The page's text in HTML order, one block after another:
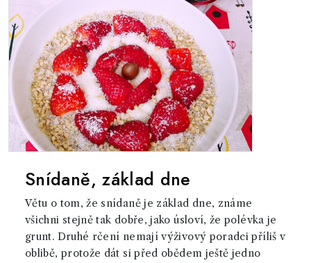
Snídaně, základ dne
Větu o tom, že snídaně je základ dne, známe
všichni stejně tak dobře, jako úsloví, že polévka je
grunt. Druhé rčení nemají výživový poradci příliš v
oblibě, protože dát si před obědem ještě jedno